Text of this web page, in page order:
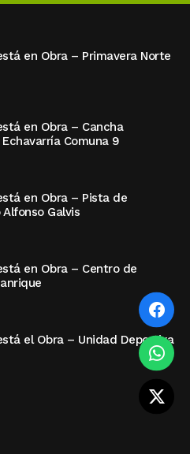
en Obra – Primavera Norte
en Obra – Cancha
Comuna 9
en Obra – Pista de
Galvis
en Obra – Centro de
el Obra – Unidad Deportiva